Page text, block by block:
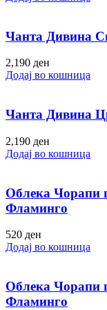
Чанта Дивина
2,190 ден
Додај во кошница
Чанта Дивина
2,190 ден
Додај во кошница
Облека Чорапи
Фламинго
520 ден
Додај во кошница
Облека Чорапи
Фламинго